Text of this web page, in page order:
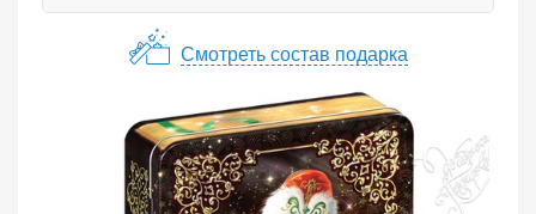
Смотреть состав подарка